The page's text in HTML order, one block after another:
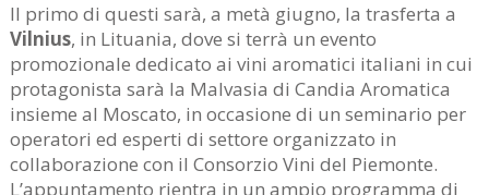
Il primo di questi sarà, a metà giugno, la trasferta a
Vilnius, in Lituania, dove si terrà un evento
promozionale dedicato ai vini aromatici italiani in cui
protagonista sarà la Malvasia di Candia Aromatica
insieme al Moscato, in occasione di un seminario per
operatori ed esperti di settore organizzato in
collaborazione con il Consorzio Vini del Piemonte.
L’appuntamento rientra in un ampio programma di